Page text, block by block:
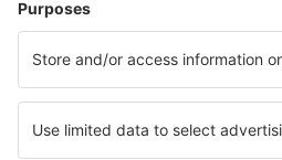
Vliegtickets
Verblijf
Vlucht+hotel